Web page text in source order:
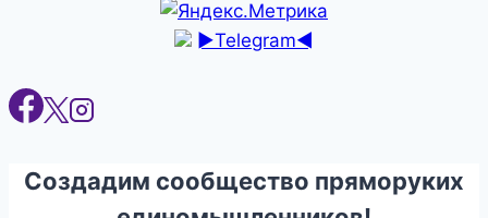
►Telegram◄
Создадим сообщество пряморуких